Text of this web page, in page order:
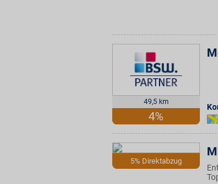
49,5 km
4%
5% Direktabzug